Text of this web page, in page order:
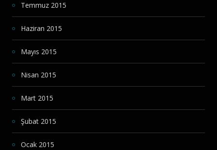
Temmuz 2015
Haziran 2015
Mayıs 2015
Nisan 2015
Mart 2015
Şubat 2015
Ocak 2015